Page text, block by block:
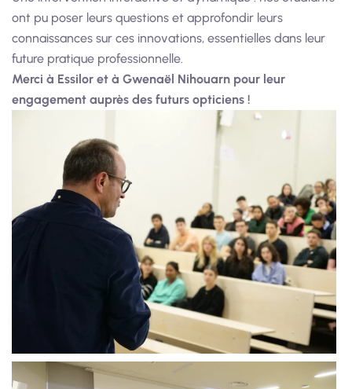
ont pu poser leurs questions et approfondir leurs
connaissances sur ces innovations, essentielles dans leur
future pratique professionnelle.
Merci à Essilor et à Gwenaël Nihouarn pour leur
engagement auprès des futurs opticiens !